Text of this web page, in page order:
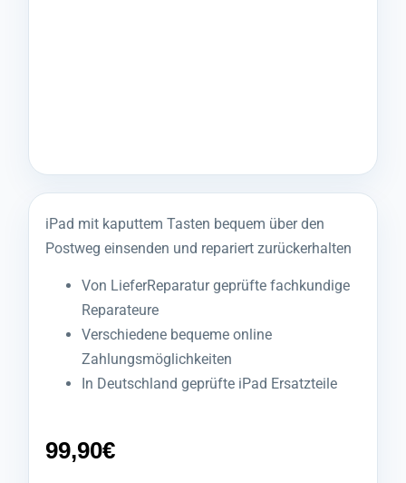
iPad mit kaputtem Tasten bequem über den
Postweg einsenden und repariert zurückerhalten
Von LieferReparatur geprüfte fachkundige
Reparateure
Verschiedene bequeme online
Zahlungsmöglichkeiten
In Deutschland geprüfte iPad Ersatzteile
99,90€